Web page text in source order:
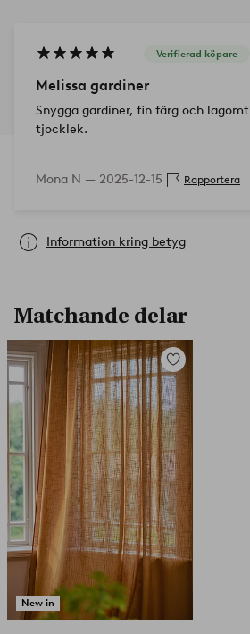
Verifierad köpare
Melissa gardiner
Snygga gardiner, fin färg och lagomt
tjocklek.
Mona N — 2025-12-15 Rapportera
Information kring betyg
Matchande delar
New in
Lägg
till
i
favoriter